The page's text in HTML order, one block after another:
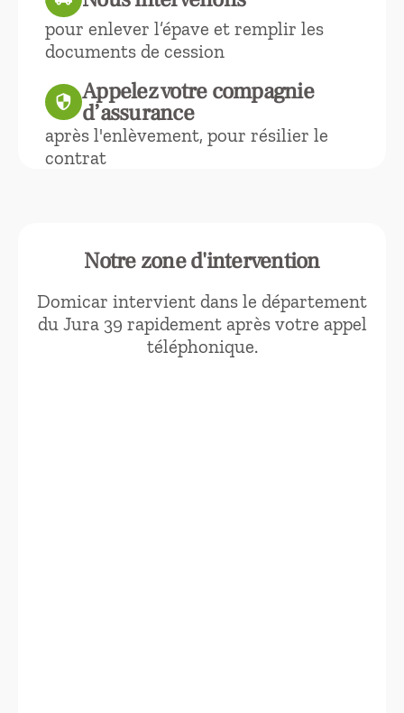
pour enlever l’épave et remplir les
documents de cession
security Appelez votre compagnie
d’assurance
après l'enlèvement, pour résilier le
contrat
Notre zone d'intervention
Domicar intervient dans le département
du Jura 39 rapidement après votre appel
téléphonique.